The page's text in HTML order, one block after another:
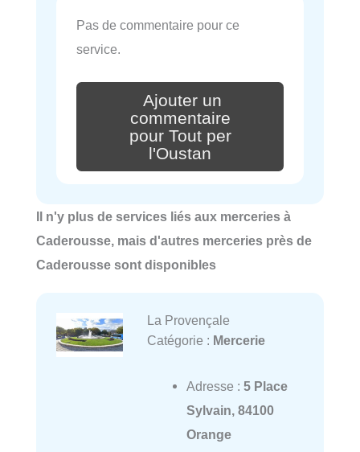
Pas de commentaire pour ce
service.
Ajouter un
commentaire
pour Tout per
l'Oustan
Il n'y plus de services liés aux merceries à
Caderousse, mais d'autres merceries près de
Caderousse sont disponibles
La Provençale
Catégorie : Mercerie
Adresse : 5 Place
Sylvain, 84100
Orange